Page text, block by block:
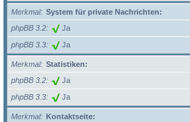
Merkmal
System für private Nachrichten:
phpBB 3.2
Ja
phpBB 3.3 Ja
Merkmal
Statistiken:
phpBB 3.2
Ja
phpBB 3.3 Ja
Merkmal
Kontaktseite: